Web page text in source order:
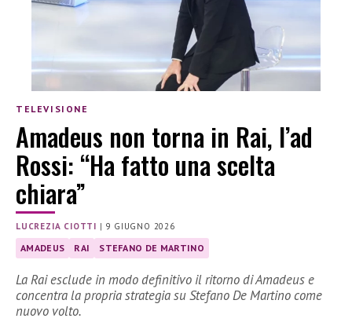
TELEVISIONE
Amadeus non torna in Rai, l’ad
Rossi: “Ha fatto una scelta
chiara”
LUCREZIA CIOTTI | 9 GIUGNO 2026
AMADEUS RAI STEFANO DE MARTINO
La Rai esclude in modo definitivo il ritorno di Amadeus e
concentra la propria strategia su Stefano De Martino come
nuovo volto.